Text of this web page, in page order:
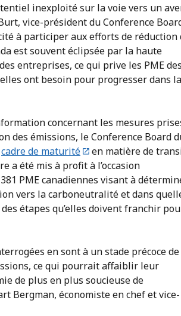
inexploité sur la voie vers un
vice-président du Conference
à participer aux efforts de réduction
est souvent éclipsée par la haute
entreprises, ce qui prive les PME des
ont besoin pour progresser dans la
concernant les mesures
des émissions, le Conference Board
cadre de maturité
en matière de
a été mis à profit à l’occasion
PME canadiennes visant à
vers la carboneutralité et dans
étapes qu’elles doivent franchir
en sont à un stade précoce
ce qui pourrait affaiblir leur
de plus en plus soucieuse de
Bergman, économiste en chef et vice-